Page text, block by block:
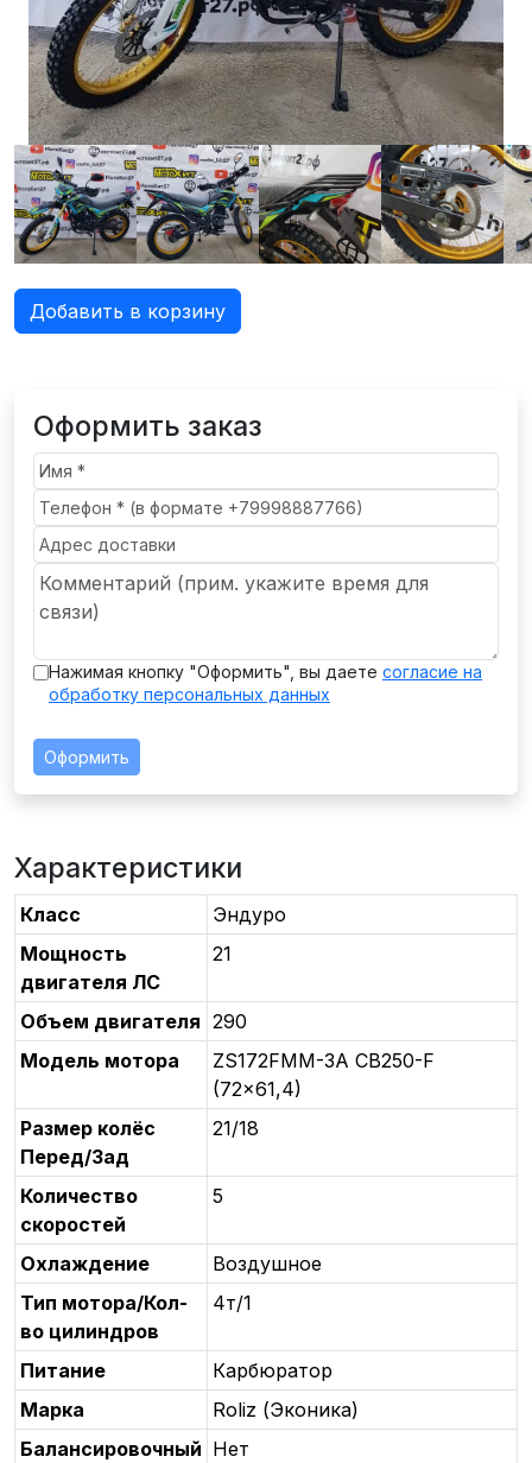
Добавить в корзину
Оформить заказ
Нажимая кнопку "Оформить", вы даете согласие на
обработку персональных данных
Оформить
Характеристики
Класс
Эндуро
Мощность
двигателя ЛС
21
Объем двигателя 290
Модель мотора
ZS172FMM-3A CB250-F
(72x61,4)
Размер колёс
Перед/Зад
21/18
Количество
скоростей
5
Охлаждение
Воздушное
Тип мотора/Кол-
во цилиндров
4т/1
Питание
Карбюратор
Марка
Roliz (Эконика)
Балансировочный Нет